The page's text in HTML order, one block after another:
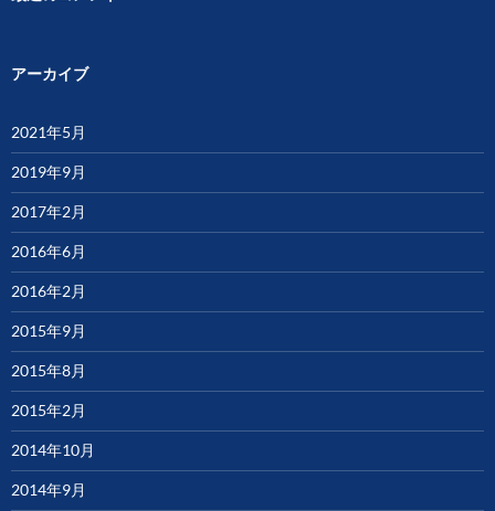
アーカイブ
2021年5月
2019年9月
2017年2月
2016年6月
2016年2月
2015年9月
2015年8月
2015年2月
2014年10月
2014年9月